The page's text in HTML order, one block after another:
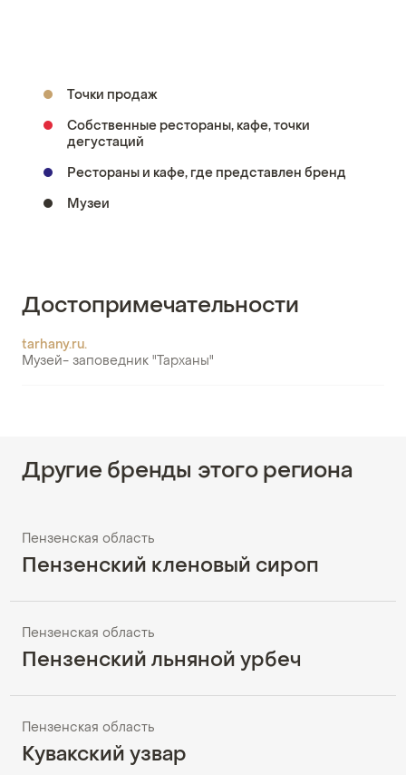
Точки продаж
Собственные рестораны, кафе, точки
дегустаций
Рестораны и кафе, где представлен бренд
Музеи
Достопримечательности
tarhany.ru.
Музей- заповедник "Тарханы"
Другие бренды этого региона
Пензенская область
Пензенский кленовый сироп
Пензенская область
Пензенский льняной урбеч
Пензенская область
Кувакский узвар